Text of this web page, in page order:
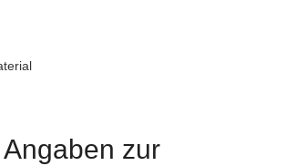
Angaben zur